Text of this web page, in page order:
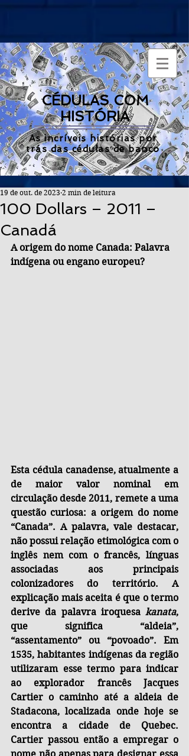
CÉDULAS COM
HISTÓRIA
As incríveis histórias por
trás das cédulas de banco
100 Dollars – 2011 –
Canadá
19 de out. de 2023 2 min de leitura
A origem do nome Canada: Palavra
indígena ou engano europeu?
Esta cédula canadense, atualmente a
de maior valor nominal em
circulação desde 2011, remete a uma
questão curiosa: a origem do nome
“Canada”. A palavra, vale destacar,
não possui relação etimológica com o
inglês nem com o francês, línguas
associadas aos principais
colonizadores do território. A
explicação mais aceita é que o termo
derive da palavra iroquesa kanata,
que significa “aldeia”,
“assentamento” ou “povoado”. Em
1535, habitantes indígenas da região
utilizaram esse termo para indicar
ao explorador francês Jacques
Cartier o caminho até a aldeia de
Stadacona, localizada onde hoje se
encontra a cidade de Quebec.
Cartier passou então a empregar o
nome não apenas para designar essa